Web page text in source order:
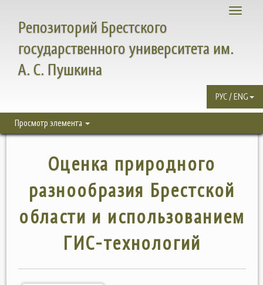
Toggle
Репозиторий Брестского
государственного университета им.
А. С. Пушкина
РУС / ENG
Просмотр элемента
Оценка природного
разнообразия Брестской
области и использованием
ГИС-технологий